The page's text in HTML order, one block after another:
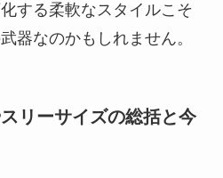
する柔軟なスタイルこそ
器なのかもしれません。
リーサイズの総括と今